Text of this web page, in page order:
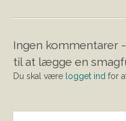
Ingen kommentarer
til at lægge en
Du skal være logget ind for